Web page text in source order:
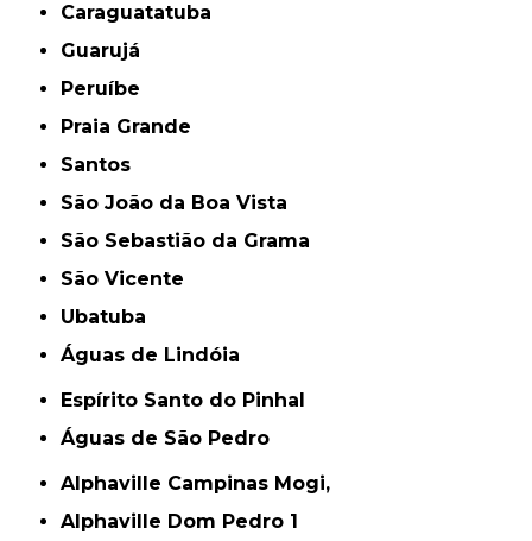
Caraguatatuba
Guarujá
Peruíbe
Praia Grande
Santos
São João da Boa Vista
São Sebastião da Grama
São Vicente
Ubatuba
Águas de Lindóia
Espírito Santo do Pinhal
Águas de São Pedro
Alphaville Campinas Mogi,
Alphaville Dom Pedro 1